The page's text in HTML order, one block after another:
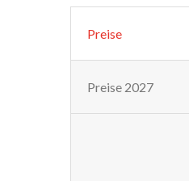
Preise
Preise 2027